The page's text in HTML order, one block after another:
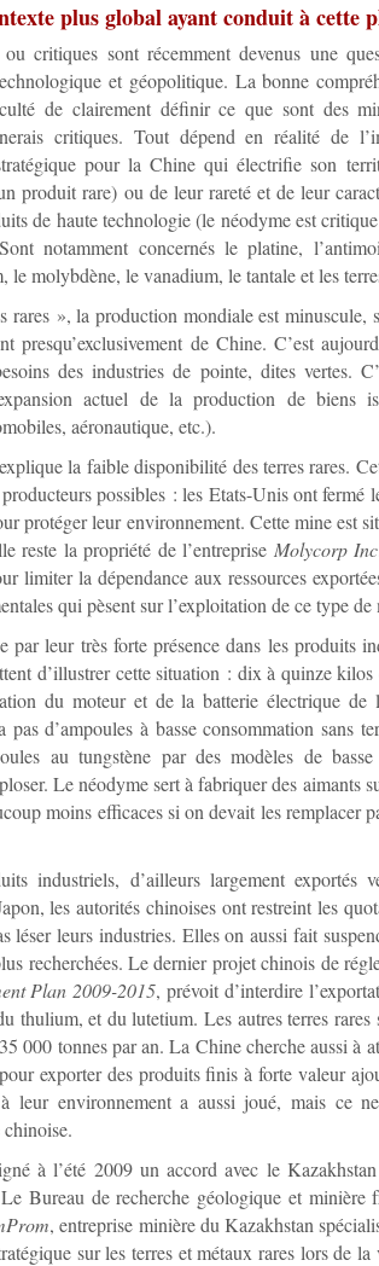
plus global ayant conduit à cette
critiques sont récemment devenus une
et géopolitique. La bonne
de clairement définir ce que sont des
critiques. Tout dépend en réalité de
pour la Chine qui électrifie son
produit rare) ou de leur rareté et de leur
de haute technologie (le néodyme est
notamment concernés le platine,
molybdène, le vanadium, le tantale et les
rares », la production mondiale est minuscule,
presqu’exclusivement de Chine. C’est
des industries de pointe, dites vertes.
actuel de la production de biens
aéronautique, etc.).
la faible disponibilité des terres rares.
possibles : les Etats-Unis ont fermé
protéger leur environnement. Cette mine est
reste la propriété de l’entreprise Molycorp Inc
limiter la dépendance aux ressources
qui pèsent sur l’exploitation de ce type de
par leur très forte présence dans les produits
d’illustrer cette situation : dix à quinze kilos
du moteur et de la batterie électrique
d’ampoules à basse consommation sans
au tungstène par des modèles de
Le néodyme sert à fabriquer des aimants
moins efficaces si on devait les remplacer
industriels, d’ailleurs largement exportés
les autorités chinoises ont restreint les
léser leurs industries. Elles on aussi fait
recherchées. Le dernier projet chinois de
Plan 2009-2015, prévoit d’interdire
thulium, et du lutetium. Les autres terres rares
000 tonnes par an. La Chine cherche aussi à
exporter des produits finis à forte valeur
leur environnement a aussi joué, mais ce
à l’été 2009 un accord avec le
Bureau de recherche géologique et minière
, entreprise minière du Kazakhstan
sur les terres et métaux rares lors de